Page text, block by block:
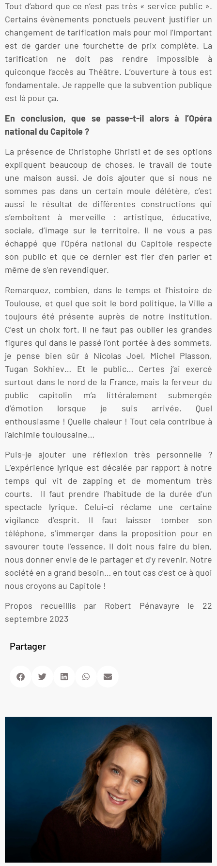
Tout d’abord que ce n’est pas très « service public ».
Certains évènements ponctuels peuvent justifier un
changement de tarification mais pour moi l’important
est de garder une fourchette de prix complète. La
tarification ne doit pas rendre impossible à
quiconque l’accès au Théâtre. L’ouverture à tous est
fondamentale. Je rappelle que la subvention publique
est là pour ça.
En conclusion, que se passe-t-il alors à l’Opéra
national du Capitole ?
La présence de Christophe Ghristi et de ses options
expliquent beaucoup de choses, le travail de toute
une maison aussi. Je dois ajouter que si nous ne
sommes pas dans un certain moule délétère, c’est
aussi le résultat de différentes constructions qui
s’emboîtent à merveille : artistique, éducative,
sociale, d’image sur le territoire. Il ne vous a pas
échappé que l’Opéra national du Capitole respecte
son public et que ce dernier est fier d’en parler et
même de s’en revendiquer.
Remarquez, combien, dans le temps et l’histoire de
Toulouse, et quel que soit le bord politique, la Ville a
toujours été présente auprès de notre institution.
C’est un choix fort. Il ne faut pas oublier les grandes
figures qui dans le passé l’ont portée à des sommets,
je pense bien sûr à Nicolas Joel, Michel Plasson,
Tugan Sokhiev… Et le public… Certes j’ai exercé
surtout dans le nord de la France, mais la ferveur du
public capitolin m’a littéralement submergée
d’émotion lorsque je suis arrivée. Quel
enthousiasme ! Quelle chaleur ! Tout cela contribue à
l’alchimie toulousaine…
Puis-je ajouter une réflexion très personnelle ?
L’expérience lyrique est décalée par rapport à notre
temps qui vit de zapping et de momentum très
courts. Il faut prendre l’habitude de la durée d’un
spectacle lyrique. Celui-ci réclame une certaine
vigilance d’esprit. Il faut laisser tomber son
téléphone, s’immerger dans la proposition pour en
savourer toute l’essence. Il doit nous faire du bien,
nous donner envie de le partager et d’y revenir. Notre
société en a grand besoin… en tout cas c’est ce à quoi
nous croyons au Capitole !
Propos recueillis par Robert Pénavayre le 22
septembre 2023
Partager